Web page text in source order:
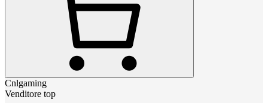
Cnlgaming
Venditore top